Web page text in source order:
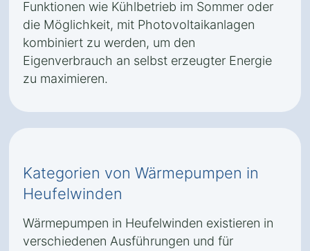
Funktionen wie Kühlbetrieb im Sommer oder
die Möglichkeit, mit Photovoltaikanlagen
kombiniert zu werden, um den
Eigenverbrauch an selbst erzeugter Energie
zu maximieren.
Kategorien von Wärmepumpen in
Heufelwinden
Wärmepumpen in Heufelwinden existieren in
verschiedenen Ausführungen und für